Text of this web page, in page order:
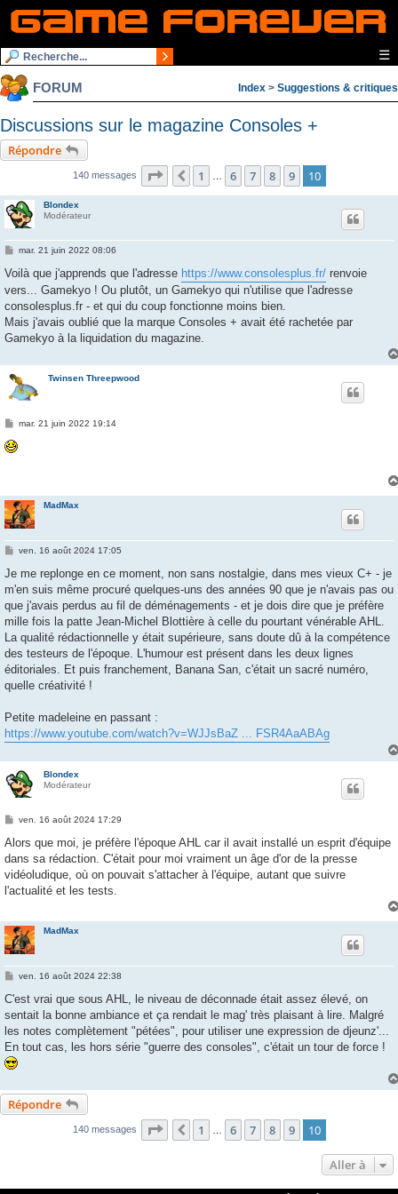
☰
FORUM Index > Suggestions & critiques
Discussions sur le magazine Consoles +
Répondre
140 messages Page 10 sur 10
Précédente
1 … 6 7 8 9 10
Blondex
Modérateur
M
s
a
g
mar. 21 juin 2022 08:06
Voilà que j'apprends que l'adresse https://www.consolesplus.fr/ renvoie
vers... Gamekyo ! Ou plutôt, un Gamekyo qui n'utilise que l'adresse
consolesplus.fr - et qui du coup fonctionne moins bien.
Mais j'avais oublié que la marque Consoles + avait été rachetée par
Gamekyo à la liquidation du magazine.
Twinsen Threepwood
M
s
s
mar. 21 juin 2022 19:14
MadMax
M
s
a
g
ven. 16 août 2024 17:05
Je me replonge en ce moment, non sans nostalgie, dans mes vieux C+ - je
m'en suis même procuré quelques-uns des années 90 que je n'avais pas ou
que j'avais perdus au fil de déménagements - et je dois dire que je préfère
mille fois la patte Jean-Michel Blottière à celle du pourtant vénérable AHL.
La qualité rédactionnelle y était supérieure, sans doute dû à la compétence
des testeurs de l'époque. L'humour est présent dans les deux lignes
éditoriales. Et puis franchement, Banana San, c'était un sacré numéro,
quelle créativité !
Petite madeleine en passant :
https://www.youtube.com/watch?v=WJJsBaZ ... FSR4AaABAg
Blondex
Modérateur
M
s
a
g
ven. 16 août 2024 17:29
Alors que moi, je préfère l'époque AHL car il avait installé un esprit d'équipe
dans sa rédaction. C'était pour moi vraiment un âge d'or de la presse
vidéoludique, où on pouvait s'attacher à l'équipe, autant que suivre
l'actualité et les tests.
MadMax
M
s
a
g
ven. 16 août 2024 22:38
C'est vrai que sous AHL, le niveau de déconnade était assez élevé, on
sentait la bonne ambiance et ça rendait le mag' très plaisant à lire. Malgré
les notes complètement "pétées", pour utiliser une expression de djeunz'...
En tout cas, les hors série "guerre des consoles", c'était un tour de force !
Répondre
140 messages Page 10 sur 10
Précédente
1 … 6 7 8 9 10
Aller à